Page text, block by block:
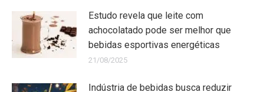
Estudo revela que leite com
achocolatado pode ser melhor que
bebidas esportivas energéticas
21/08/2025
Indústria de bebidas busca reduzir